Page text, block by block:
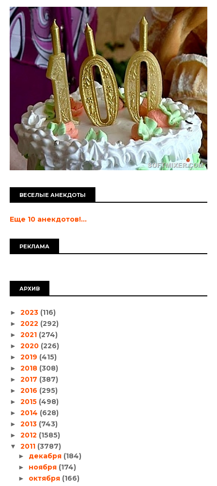
ВЕСЕЛЫЕ АНЕКДОТЫ
Еще 10 анекдотов!...
РЕКЛАМА
АРХИВ
► 2023 (116)
► 2022 (292)
► 2021 (274)
► 2020 (226)
► 2019 (415)
► 2018 (308)
► 2017 (387)
► 2016 (295)
► 2015 (498)
► 2014 (628)
► 2013 (743)
► 2012 (1585)
▼ 2011 (3787)
► декабря (184)
► ноября (174)
► октября (166)